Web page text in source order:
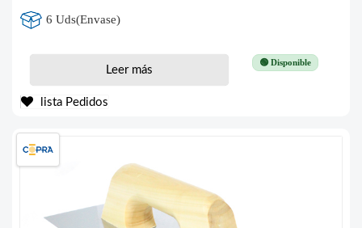
6 Uds(Envase)
🟢 Disponible
Leer más
lista Pedidos